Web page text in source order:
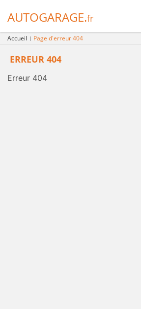
AUTOGARAGE.fr
Accueil Page d'erreur 404
ERREUR 404
Erreur 404